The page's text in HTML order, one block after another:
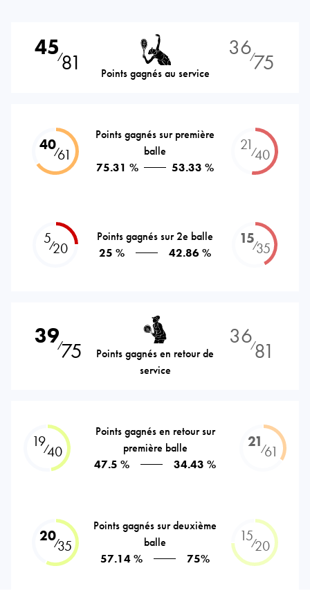
45⁄81 Points gagnés au service
36⁄75
40⁄61
Points gagnés sur première
balle
75.31 %
53.33 %
21⁄40
5⁄20
Points gagnés sur 2e balle
25 %
42.86 %
15⁄35
39⁄75
Points gagnés en retour de
service
36⁄81
19⁄40
Points gagnés en retour sur
première balle
47.5 %
34.43 %
21⁄61
20⁄35
Points gagnés sur deuxième
balle
57.14 %
75%
15⁄20